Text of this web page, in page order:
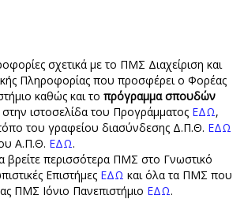
σχετικά με το ΠΜΣ Διαχείριση και
Πληροφορίας που προσφέρει ο Φορέας
καθώς και το πρόγραμμα σπουδών
στην ιστοσελίδα του Προγράμματος ΕΔΩ,
του γραφείου διασύνδεσης Δ.Π.Θ. ΕΔΩ
Α.Π.Θ. ΕΔΩ.
βρείτε περισσότερα ΠΜΣ στο Γνωστικό
Επιστήμες ΕΔΩ και όλα τα ΠΜΣ που
ΠΜΣ Ιόνιο Πανεπιστήμιο ΕΔΩ.